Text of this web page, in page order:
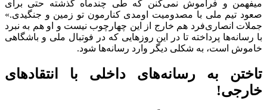
میفهمن و فراموش نمی‌کنن که طی چندماه گذشته حتی برای
صعود تیم ملی با مصدومیت اومدی کنارمون تو زمین و جنگیدی.»
جملات انصاری‌فرد هم خارج از این چهارچوب نیست و او هم به نبرد
با رسانه‌ها پرداخته تا در این روزهایی که در فوتبال ملی و باشگاهی
خاموش است، به شکلی دیگر وارد رسانه‌ها شود.
تاختن به رسانه‌های داخلی با انتقادهای
خارجی!